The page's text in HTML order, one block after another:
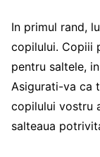
In primul rand,
copilului. Copiii
pentru saltele,
Asigurati-va ca
copilului vostru
salteaua